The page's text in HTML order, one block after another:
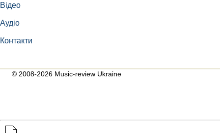
Відео
Аудіо
Контакти
© 2008-2026 Music-review Ukraine